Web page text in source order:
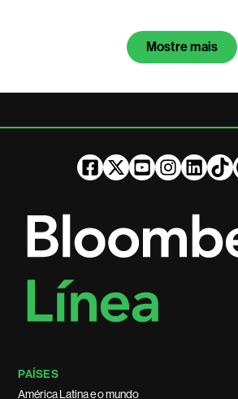
Mostre mais
PAÍSES
América Latina e o mundo